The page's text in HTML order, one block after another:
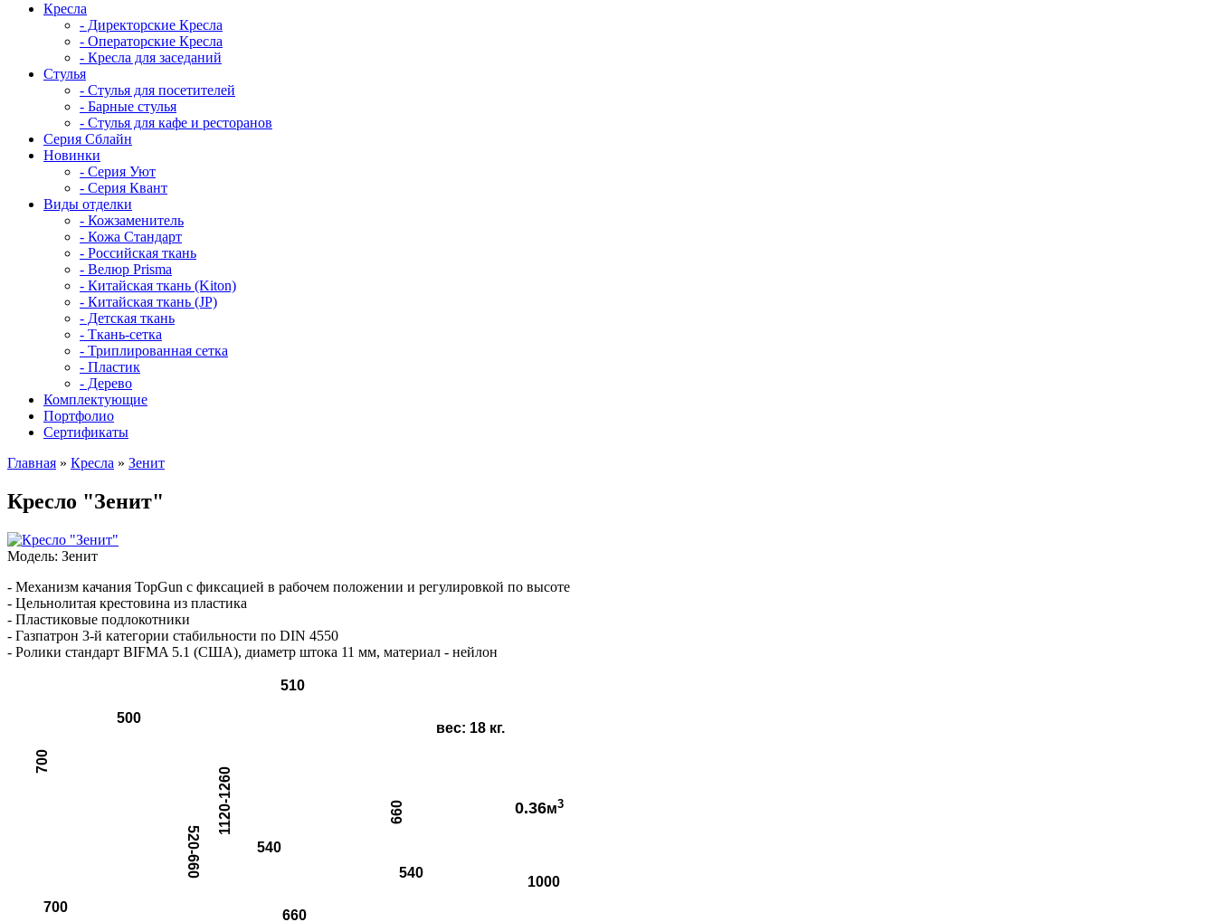
Кресла
- Директорские Кресла
- Операторские Кресла
- Кресла для заседаний
Стулья
- Стулья для посетителей
- Барные стулья
- Стулья для кафе и ресторанов
Серия Сблайн
Новинки
- Серия Уют
- Серия Квант
Виды отделки
- Кожзаменитель
- Кожа Стандарт
- Российская ткань
- Велюр Prisma
- Китайская ткань (Kiton)
- Китайская ткань (JP)
- Детская ткань
- Ткань-сетка
- Триплированная сетка
- Пластик
- Дерево
Комплектующие
Портфолио
Сертификаты
Главная » Кресла » Зенит
Кресло "Зенит"
Модель: Зенит
- Механизм качания TopGun с фиксацией в рабочем положении и регулировкой по высоте
- Цельнолитая крестовина из пластика
- Пластиковые подлокотники
- Газпатрон 3-й категории стабильности по DIN 4550
- Ролики стандарт BIFMA 5.1 (США), диаметр штока 11 мм, материал - нейлон
500
540
520-660
700
1120-1260
510
660
700
1000
540
660 0.36м3
вес: 18кг.